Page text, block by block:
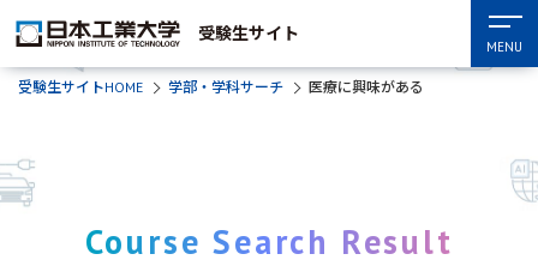
受験生サイト
MENU
受験生サイトHOME 学部・学科サーチ 医療に興味がある
Course Search Result